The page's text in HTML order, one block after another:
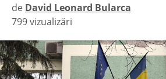
de David Leonard Bularca
|
799 vizualizări